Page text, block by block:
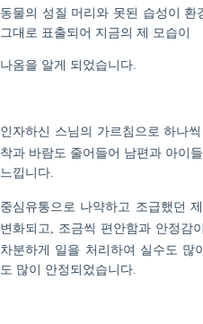
동물의 성질 머리와 못된 습성이
그대로 표출되어 지금의 제 모습이
나옴을 알게 되었습니다
인자하신 스님의 가르침으로 하나
착과 바람도 줄어들어 남편과 아이
느낍니다
중심유통으로 나약하고 조급했던
변화되고 조금씩 편안함과 안정감
차분하게 일을 처리하여 실수도 많
도 많이 안정되었습니다